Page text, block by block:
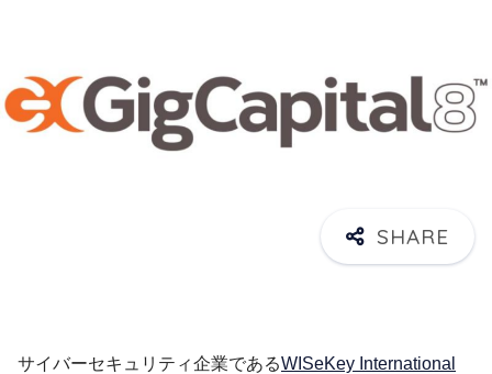
サイバーセキュリティ企業であるWISeKey International